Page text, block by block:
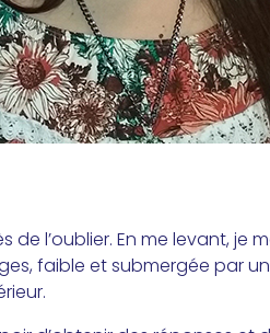
l’oublier. En me levant, je
faible et submergée par